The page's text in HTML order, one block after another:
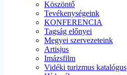
Köszöntő
Tevékenységeink
KONFERENCIA
Tagság előnyei
Megyei szervezeteink
Artisjus
Imázsfilm
Vidéki turizmus katalógus